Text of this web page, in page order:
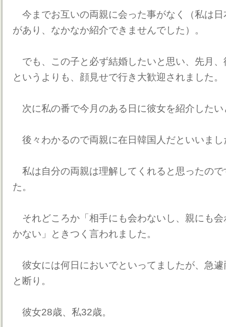
今までお互いの両親に会った事がなく（私は
があり、なかなか紹介できませんでした）。
でも、この子と必ず結婚したいと思い、先月
というよりも、顔見せで行き大歓迎されました。
次に私の番で今月のある日に彼女を紹介したい
後々わかるので両親に在日韓国人だといいまし
私は自分の両親は理解してくれると思ったの
た。
それどころか「相手にも会わないし、親にも
かない」ときつく言われました。
彼女には何日においでといってましたが、急
と断り。
彼女28歳、私32歳。